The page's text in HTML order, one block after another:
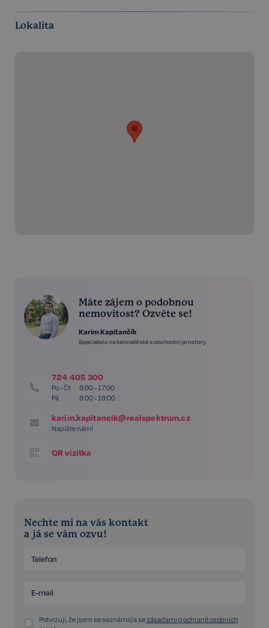
Lokalita
Máte zájem o podobnou
nemovitost? Ozvěte se!
Karim Kapitančík
Specialista na kancelářské a obchodní prostory
724 405 300
Po - Čt
8:00 - 17:00
Pá
8:00 - 16:00
karim.kapitancik@realspektrum.cz
Napište nám!
QR vizitka
Nechte mi na vás kontakt
a já se vám ozvu!
Potvrzuji, že jsem se seznámil/a sezásadami o ochraně osobních